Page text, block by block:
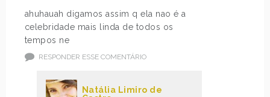
ahuhauah digamos assim q ela nao é a
celebridade mais linda de todos os
tempos ne
RESPONDER ESSE COMENTÁRIO
Natália Limiro de